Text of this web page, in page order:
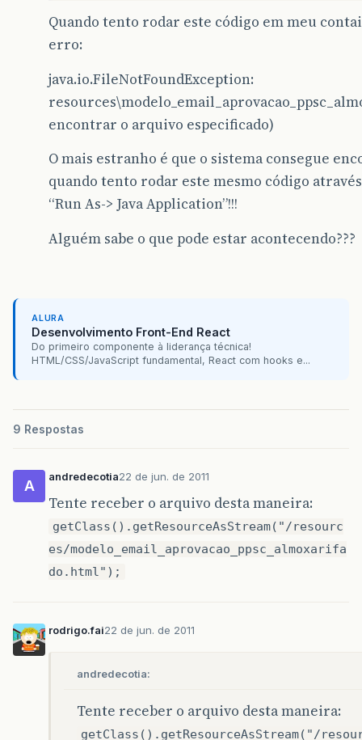
Quando tento rodar este código em meu
erro:
java.io.FileNotFoundException:
encontrar o arquivo especificado)
O mais estranho é que o sistema consegue
quando tento rodar este mesmo código
“Run As-> Java Application”!!!
Alguém sabe o que pode estar acontecendo???
ALURA
Desenvolvimento Front-End React
Do primeiro componente à liderança técnica!
HTML/CSS/JavaScript fundamental, React com hooks e...
9 Respostas
A
andredecotia22 de jun. de 2011
Tente receber o arquivo desta maneira:
getClass().getResourceAsStream("/resourc
es/modelo_email_aprovacao_ppsc_almoxarifa
do.html");
rodrigo.fai22 de jun. de 2011
andredecotia:
Tente receber o arquivo desta maneira:
getClass().getResourceAsStream("/